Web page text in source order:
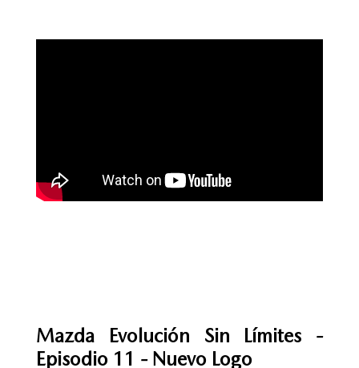
Mazda Evolución Sin Límites -
Episodio 11 - Nuevo Logo